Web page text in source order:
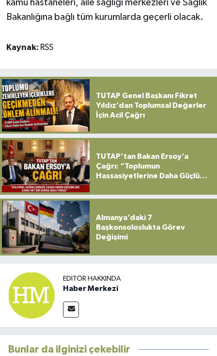
kamu hastaneleri, aile sağlığı merkezleri ve Sağlık
Bakanlığına bağlı tüm kurumlarda geçerli olacak.
Kaynak: RSS
TUTAP Genel Başkanı Fikret
Yıldız’dan Toplumsal Değerler
İçin Acil Çağrı
TUTAP’tan Bakan Ersoy’a
Çağrı: “Toplumun
Hassasiyetlerine Daha Güçlü
Almanya’daki 7
Başkonsoloslukta Görev
Değişimi
EDITÖR HAKKINDA
Haber Merkezi
Bunlar da ilginizi çekebilir